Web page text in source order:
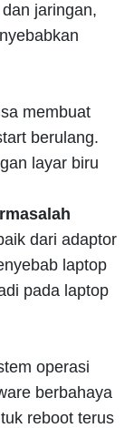
jaringan,
membuat
berulang.
layar biru
dari adaptor
laptop
pada laptop
operasi
berbahaya
reboot terus